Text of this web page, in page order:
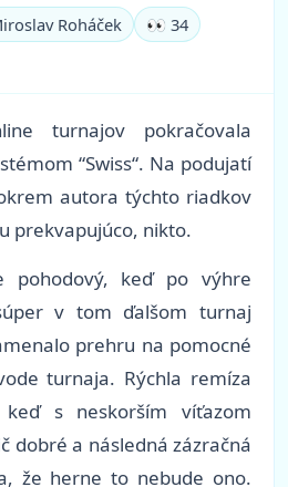
Roháček
👀 34
turnajov pokračovala
“Swiss“. Na podujatí
autora týchto riadkov
prekvapujúco, nikto.
pohodový, keď po výhre
v tom ďalšom turnaj
prehru na pomocné
turnaja. Rýchla remíza
s neskorším víťazom
dobré a následná zázračná
že herne to nebude ono.